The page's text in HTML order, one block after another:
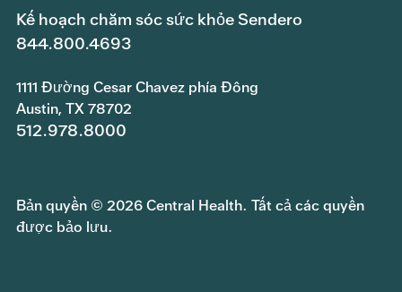
Kế hoạch chăm sóc sức khỏe Sendero
844.800.4693
1111 Đường Cesar Chavez phía Đông
Austin, TX 78702
512.978.8000
Bản quyền © 2026 Central Health. Tất cả các quyền
được bảo lưu.